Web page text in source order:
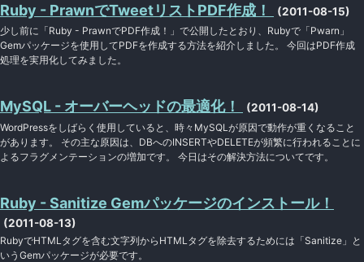
Ruby - PrawnでTweetリストPDF作成！ (2011-08-15)
少し前に「Ruby - PrawnでPDF作成！」で公開したとおり、Rubyで「Pwarn」
Gemパッケージを使用してPDFを作成する方法を紹介しました。 今回はPDF作成
処理を実用化してみました。
MySQL - オーバーヘッドの最適化！ (2011-08-14)
WordPressをしばらく使用していると、時々MySQLが原因で動作が重くなること
があります。 その主な原因は、DBへのINSERTやDELETEが頻繁に行われることに
よるフラグメンテーションの増加です。 今日はその解決方法についてです。
Ruby - Sanitize Gemパッケージのインストール！
(2011-08-13)
RubyでHTMLタグを含む文字列からHTMLタグを除去するためには「Sanitize」と
いうGemパッケージが必要です。